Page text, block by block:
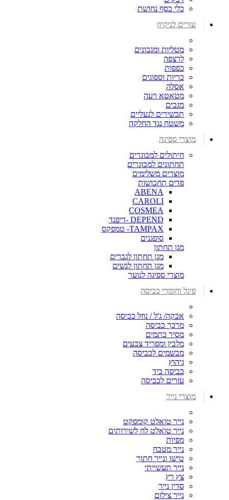
כלי כסף נחושת
עזרים לניקיון
מטליות ומגבונים
לרצפה
כפפות
כריות וספוגים
אסלה
מטאטא ויעה
מגבים
תכשירים לנעליים
משטח נגד החלקה
מוצרי ספיגה
חיתולים למבוגרים
תחתונים למבוגרים
מוצרים משלימים
פדים תחבושות
ABENA
CAROLI
COSMEA
DEPEND -דיפנד
TAMPAX- טמפקס
סופגנים
מגן תחתון
מגן תחתון לגברים
מגן תחתון לנשים
מוצרי ספיגה לנוער
פינל וחומרי כביסה
אבקה/ ג'ל / נוזל כביסה
מרכך כביסה
מסיר כתמים
מלבין ומפריד צבעים
מבשמים לכביסה
גיהוץ
כביסה ביד
עזרים לכביסה
מוצרי נייר
נייר טואלט קומפקט
נייר טואלט לח לשירותים
מפיות
נייר מטבח
טישו ונייר חתוך
נייר תעשייתי
צץ רץ
סדין נייר
נייר צילום